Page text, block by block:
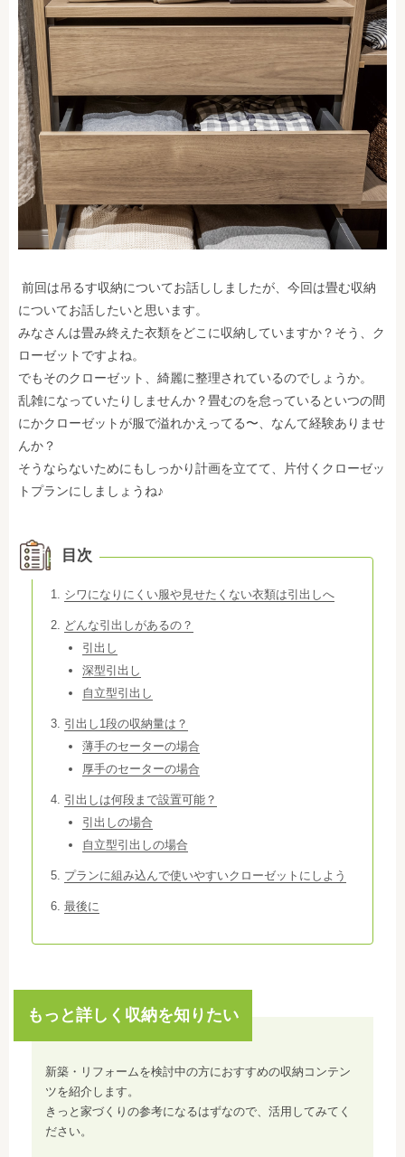
前回は吊るす収納についてお話ししましたが、今回は畳む収納
についてお話したいと思います。
みなさんは畳み終えた衣類をどこに収納していますか？そう、ク
ローゼットですよね。
でもそのクローゼット、綺麗に整理されているのでしょうか。
乱雑になっていたりしませんか？畳むのを怠っているといつの間
にかクローゼットが服で溢れかえってる〜、なんて経験ありませ
んか？
そうならないためにもしっかり計画を立てて、片付くクローゼッ
トプランにしましょうね♪
目次
シワになりにくい服や見せたくない衣類は引出しへ
どんな引出しがあるの？
引出し
深型引出し
自立型引出し
引出し1段の収納量は？
薄手のセーターの場合
厚手のセーターの場合
引出しは何段まで設置可能？
引出しの場合
自立型引出しの場合
プランに組み込んで使いやすいクローゼットにしよう
最後に
もっと詳しく収納を知りたい
新築・リフォームを検討中の方におすすめの収納コンテン
ツを紹介します。
きっと家づくりの参考になるはずなので、活用してみてく
ださい。